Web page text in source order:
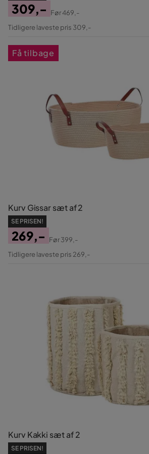
Pris
309,-
Original
Før469,-
Tidligere laveste pris 309,-
Kurv Gissar sæt af 2
SE PRISEN!
Pris
269,-
Original
Før399,-
Tidligere laveste pris 269,-
Få tilbage
Kurv Kakki sæt af 2
SE PRISEN!